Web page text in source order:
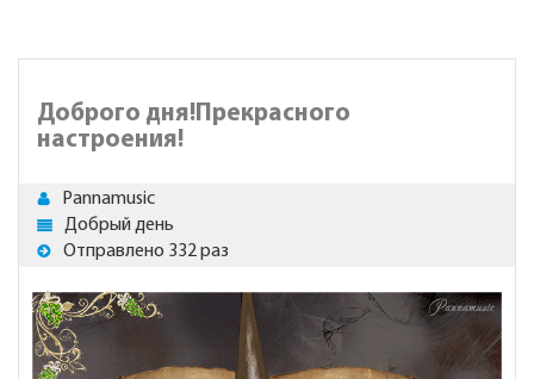
Доброго дня!Прекрасного
настроения!
Pannamusic
Добрый день
Отправлено 332 раз